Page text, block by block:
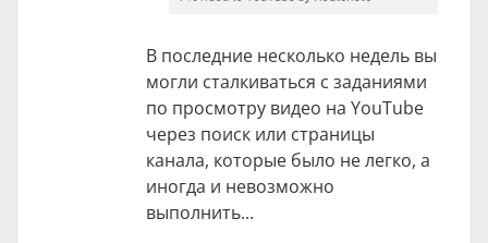
В последние несколько недель вы
могли сталкиваться с заданиями
по просмотру видео на YouTube
через поиск или страницы
канала, которые было не легко, а
иногда и невозможно
выполнить...